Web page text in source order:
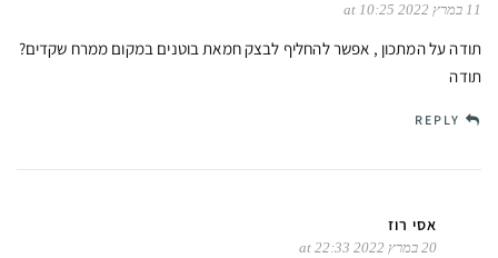
11 במרץ 2022 at 10:25
תודה על המתכון , אפשר להחליף לבצק חמאת בוטנים במקום ממרח שקדים?
תודה
REPLY
אסי רוז
20 במרץ 2022 at 22:33